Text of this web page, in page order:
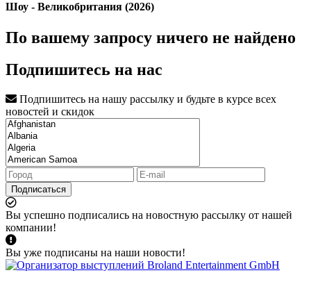
Шоу - Великобритания (2026)
По вашему запросу ничего не найдено
Подпишитесь на нас
Подпишитесь на нашу рассылку и будьте в курсе всех
новостей и скидок
Подписаться
Вы успешно подписались на новостную рассылку от нашей
компании!
Вы уже подписаны на наши новости!